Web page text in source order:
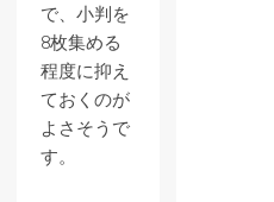
で、小判を
8枚集める
程度に抑え
ておくのが
よさそうで
す。